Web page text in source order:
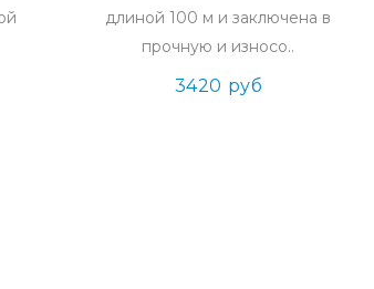
длиной 100 м и заключена в
прочную и износо..
3420 руб